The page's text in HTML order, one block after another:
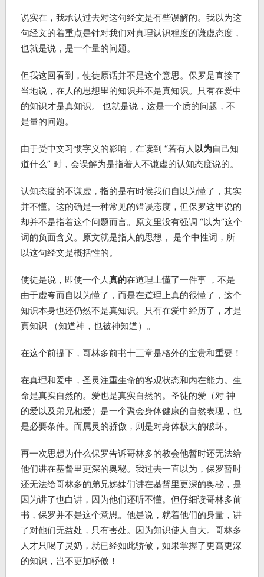
说实在，我承认过去对这句经文是有些误解的。我以为这
句经文的着重点是针对我们对真理认识程度的谦虚态度，
也就是说，是一个量的问题。
但我这回看到，使徒原话并不是这个意思。保罗是直接了
当地说，在人的思想里的知识并不是真知识。只有在爱中
的知识才是真知识。 也就是说，这是一个质的问题，不
是量的问题。
由于受中文习惯字义的影响，在读到 “若有人以为自己知
道什么” 时，会误解为是指着人不谦虚的认知态度说的。
认知态度的不谦虚，指的是有时候我们自以为懂了，其实
并不懂。这的确是一种常见的错误态度，但保罗这里说的
却并不是指着这个问题而言。原文里没有强调 “以为”这个
词的负面含义。原文就是指人的思想， 是个中性词，所
以这句经文是概括性的。
使徒是说，即使一个人真的在道理上懂了一件事 ，不是
由于虚夸而自以为懂了，而是在道理上真的很懂了，这个
知识本身也还仍然不是真知识。只有在爱中经历了，才是
真知识 （知道神，也被神知道）。
在这个前提下，哥林多前书十三章是格外的宝贵和重要！
在真理和爱中，圣灵注重生命的客观状态和内在能力。生
命是真实自然的。爱也是真实自然的。圣徒的爱（对 神
的爱以及弟兄相爱）是一个聚会身体健康的自然表现，也
是必要条件。而属灵的骄傲，则是对身体极大的破坏。
再一次思想为什么保罗告诉哥林多的教会他暂时还无法给
他们讲在基督里更深的奥秘。我过去一直以为，保罗暂时
还无法给哥林多的弟兄姊妹们讲在基督里更深的奥秘，是
因为讲了也白讲，因为他们还听不懂。但仔细读哥林多前
书，保罗并不是这个意思。他是说，就着他们的身量，讲
了对他们无益处，只有害处。因为知识使人自大。哥林多
人才只喝了灵奶，就已经如此骄傲，如果掌握了更高更深
的知识，岂不更加骄傲！